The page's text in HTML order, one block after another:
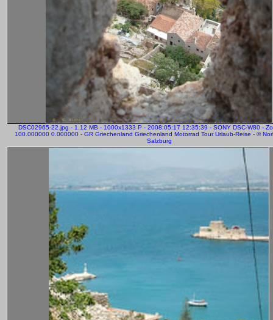
DSC02965-22.jpg - 1.12 MB - 1000x1333 P - 2008:05:17 12:35:39 - SONY DSC-W80 -
100.000000 0.000000 - GR Griechenland Griechenland Motorrad Tour Urlaub-Reise - ©
Salzburg